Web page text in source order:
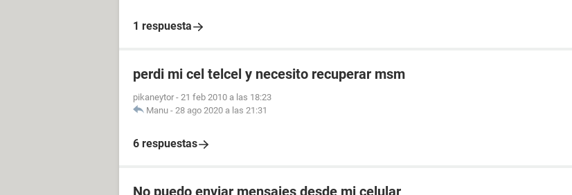
1 respuesta
perdi mi cel telcel y necesito recuperar msm
pikaneytor - 21 feb 2010 a las 18:23
Manu - 28 ago 2020 a las 21:31
6 respuestas
No puedo enviar mensajes desde mi celular